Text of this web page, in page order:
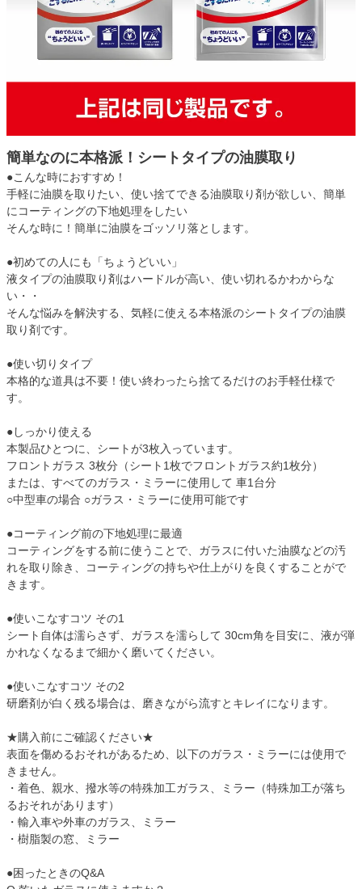
簡単なのに本格派！シートタイプの油膜取り
●こんな時におすすめ！
手軽に油膜を取りたい、使い捨てできる油膜取り剤が欲しい、簡単
にコーティングの下地処理をしたい
そんな時に！簡単に油膜をゴッソリ落とします。
●初めての人にも「ちょうどいい」
液タイプの油膜取り剤はハードルが高い、使い切れるかわからな
い・・
そんな悩みを解決する、気軽に使える本格派のシートタイプの油膜
取り剤です。
●使い切りタイプ
本格的な道具は不要！使い終わったら捨てるだけのお手軽仕様で
す。
●しっかり使える
本製品ひとつに、シートが3枚入っています。
フロントガラス 3枚分（シート1枚でフロントガラス約1枚分）
または、すべてのガラス・ミラーに使用して 車1台分
○中型車の場合 ○ガラス・ミラーに使用可能です
●コーティング前の下地処理に最適
コーティングをする前に使うことで、ガラスに付いた油膜などの汚
れを取り除き、コーティングの持ちや仕上がりを良くすることがで
きます。
●使いこなすコツ その1
シート自体は濡らさず、ガラスを濡らして 30cm角を目安に、液が弾
かれなくなるまで細かく磨いてください。
●使いこなすコツ その2
研磨剤が白く残る場合は、磨きながら流すとキレイになります。
★購入前にご確認ください★
表面を傷めるおそれがあるため、以下のガラス・ミラーには使用で
きません。
・着色、親水、撥水等の特殊加工ガラス、ミラー（特殊加工が落ち
るおそれがあります）
・輸入車や外車のガラス、ミラー
・樹脂製の窓、ミラー
●困ったときのQ&A